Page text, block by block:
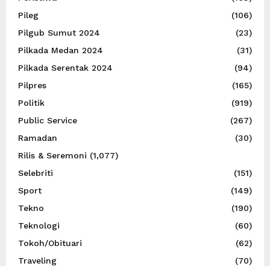
Pileg
(106)
Pilgub Sumut 2024
(23)
Pilkada Medan 2024
(31)
Pilkada Serentak 2024
(94)
Pilpres
(165)
Politik
(919)
Public Service
(267)
Ramadan
(30)
Rilis & Seremoni (1,077)
Selebriti
(151)
Sport
(149)
Tekno
(190)
Teknologi
(60)
Tokoh/Obituari
(62)
Traveling
(70)